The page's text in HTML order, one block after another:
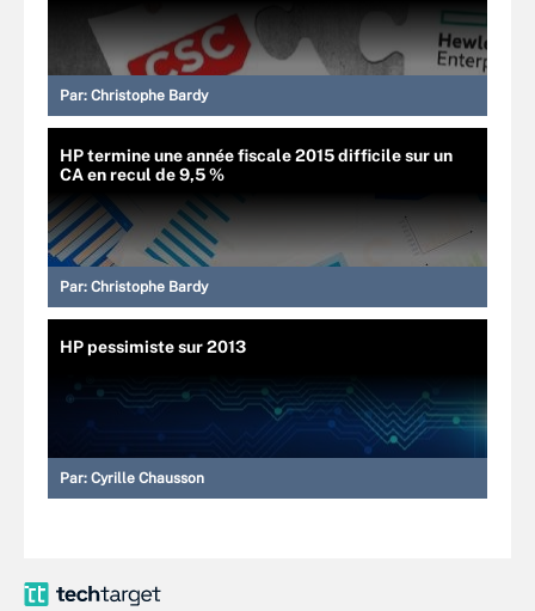
Par: Christophe Bardy
HP termine une année fiscale 2015 difficile sur un
CA en recul de 9,5 %
Par: Christophe Bardy
HP pessimiste sur 2013
Par: Cyrille Chausson